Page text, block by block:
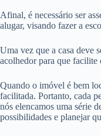
Afinal, é necessário ser
alugar, visando fazer a
Uma vez que a casa deve
acolhedor para que facilite
Quando o imóvel é bem
facilitada. Portanto, cada
nós elencamos uma série
possibilidades e planejar